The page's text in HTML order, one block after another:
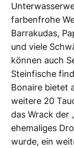
farbenfrohe
Barrakudas,
und viele
können auch
Steinfische
Bonaire bietet
weitere 20
das Wrack der
ehemaliges
wurde, ein